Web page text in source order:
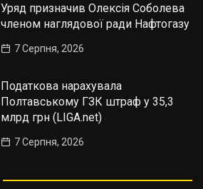
Уряд призначив Олексія Соболева
членом наглядової ради Нафтогазу
7 Серпня, 2026
Податкова нарахувала
Полтавському ГЗК штраф у 35,3
млрд грн (LIGA.net)
7 Серпня, 2026